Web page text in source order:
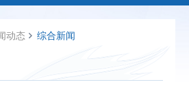
动态 综合新闻